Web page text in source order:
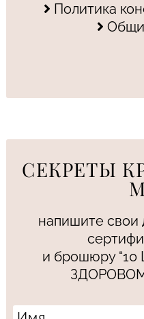
Политика
СЕКРЕТЫ
напишите свои
и брошюру